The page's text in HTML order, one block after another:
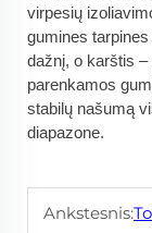
virpesių
gumines
dažnį, o karštis
parenkamos
stabilų našumą
diapazone.
Ankstesnis: